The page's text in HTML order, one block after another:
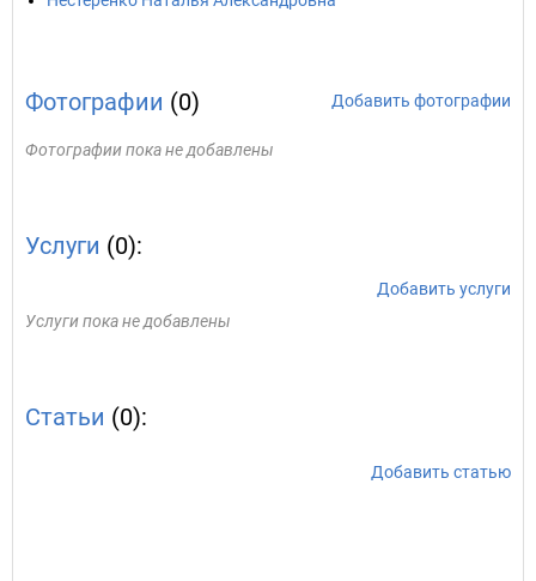
Фотографии (0) Добавить фотографии
Фотографии пока не добавлены
Услуги (0):
Добавить услуги
Услуги пока не добавлены
Статьи (0):
Добавить статью